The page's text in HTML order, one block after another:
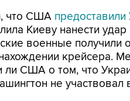
что США предоставили
Киеву нанести
военные получили
крейсера.
ли США о том, что
не участвовал